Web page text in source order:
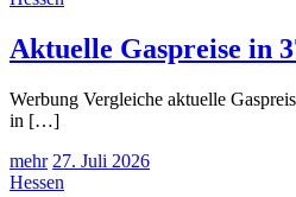
Aktuelle Gaspreise in
Werbung Vergleiche aktuelle
in […]
mehr 27. Juli 2026
Hessen